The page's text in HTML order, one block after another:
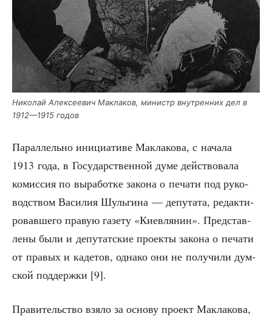
Нико­лай Алек­се­е­вич Макла­ков, министр внут­рен­них дел в
1912—1915 годов
Парал­лель­но ини­ци­а­ти­ве Макла­ко­ва, с нача­ла
1913 года, в Госу­дар­ствен­ной думе дей­ство­ва­ла
комис­сия по выра­бот­ке зако­на о печа­ти под руко­
вод­ством Васи­лия Шуль­ги­на — депу­та­та, редак­ти­
ро­вав­ше­го пра­вую газе­ту «Киев­ля­нин». Пред­став­
ле­ны были и депу­тат­ские про­ек­ты зако­на о печа­ти
от пра­вых и каде­тов, одна­ко они не полу­чи­ли дум­
ской под­держ­ки [9].
Пра­ви­тель­ство взя­ло за осно­ву про­ект Макла­ко­ва,